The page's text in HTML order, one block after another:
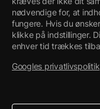
nødvendige for, at
fungere. Hvis du
klikke på indstillinger.
enhver tid trækkes
Googles privatlivspolitik